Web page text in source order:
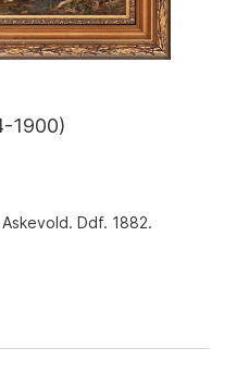
1900)
Ddf. 1882.